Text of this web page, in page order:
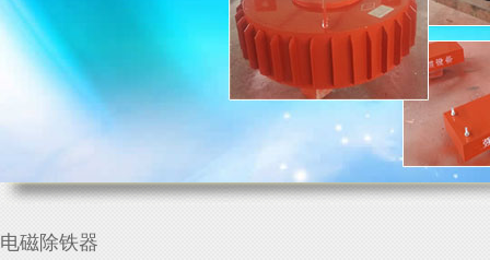
电磁除铁器